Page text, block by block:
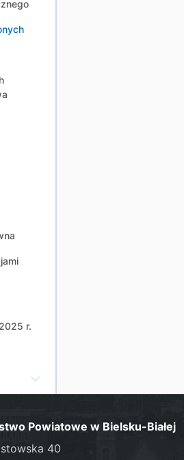
r.
Powiatowe w Bielsku-Białej
40